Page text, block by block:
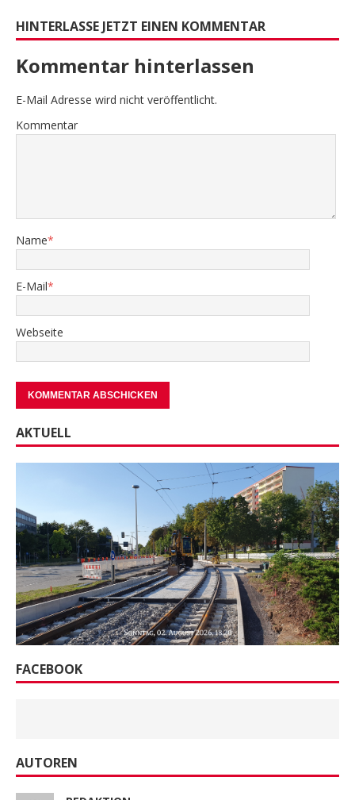
HINTERLASSE JETZT EINEN KOMMENTAR
Kommentar hinterlassen
E-Mail Adresse wird nicht veröffentlicht.
Kommentar
Name*
E-Mail*
Webseite
AKTUELL
FACEBOOK
AUTOREN